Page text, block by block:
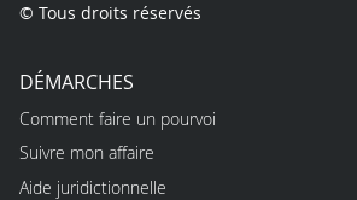
© Tous droits réservés
DÉMARCHES
Comment faire un pourvoi
Suivre mon affaire
Aide juridictionnelle